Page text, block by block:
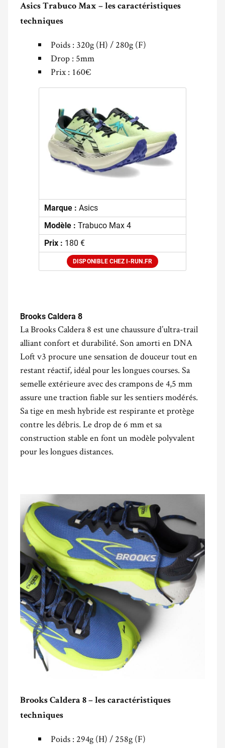
Asics Trabuco Max – les caractéristiques
techniques
Poids : 320g (H) / 280g (F)
Drop : 5mm
Prix : 160€
Marque : Asics
Modèle : Trabuco Max 4
Prix : 180 €
DISPONIBLE CHEZ I-RUN.FR
Brooks Caldera 8
La Brooks Caldera 8 est une chaussure d’ultra-trail
alliant confort et durabilité. Son amorti en DNA
Loft v3 procure une sensation de douceur tout en
restant réactif, idéal pour les longues courses. Sa
semelle extérieure avec des crampons de 4,5 mm
assure une traction fiable sur les sentiers modérés.
Sa tige en mesh hybride est respirante et protège
contre les débris. Le drop de 6 mm et sa
construction stable en font un modèle polyvalent
pour les longues distances.
Brooks Caldera 8 – les caractéristiques
techniques
Poids : 294g (H) / 258g (F)